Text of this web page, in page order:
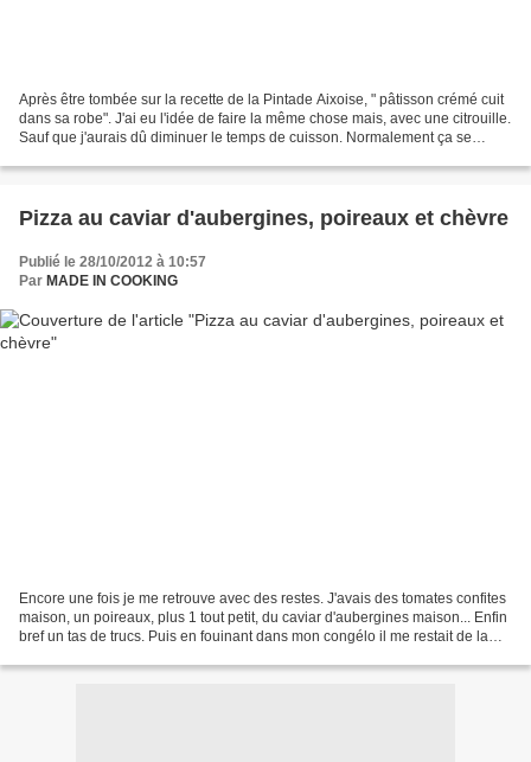
Après être tombée sur la recette de la Pintade Aixoise, " pâtisson crémé cuit
dans sa robe". J'ai eu l'idée de faire la même chose mais, avec une citrouille.
Sauf que j'aurais dû diminuer le temps de cuisson. Normalement ça se
Pizza au caviar d'aubergines, poireaux et chèvre
Publié le 28/10/2012 à 10:57
Par MADE IN COOKING
Encore une fois je me retrouve avec des restes. J'avais des tomates confites
maison, un poireaux, plus 1 tout petit, du caviar d'aubergines maison... Enfin
bref un tas de trucs. Puis en fouinant dans mon congélo il me restait de la